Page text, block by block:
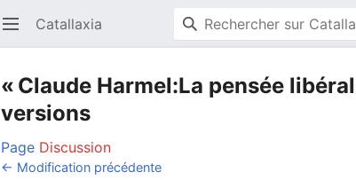
Ouvrir le menu principal Catallaxia
« Claude Harmel:La pensée
versions
Page Discussion
← Modification précédente